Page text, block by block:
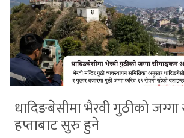
धादिङबेसीमा भैरवी गुठीको जग्गा
हप्ताबाट सुरु हुने